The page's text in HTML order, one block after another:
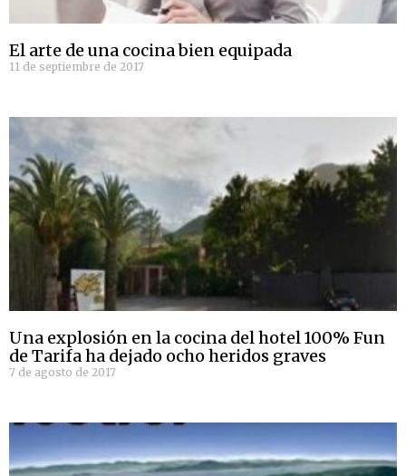
El arte de una cocina bien equipada
11 de septiembre de 2017
Una explosión en la cocina del hotel 100% Fun
de Tarifa ha dejado ocho heridos graves
7 de agosto de 2017